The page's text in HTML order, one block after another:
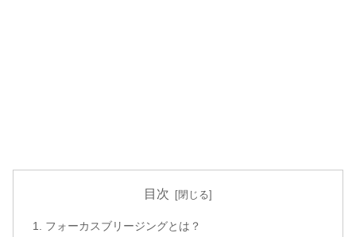
目次
フォーカスブリージングとは？